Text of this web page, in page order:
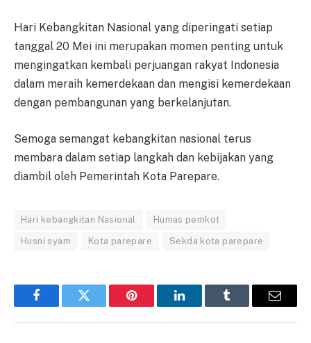
Hari Kebangkitan Nasional yang diperingati setiap
tanggal 20 Mei ini merupakan momen penting untuk
mengingatkan kembali perjuangan rakyat Indonesia
dalam meraih kemerdekaan dan mengisi kemerdekaan
dengan pembangunan yang berkelanjutan.
Semoga semangat kebangkitan nasional terus
membara dalam setiap langkah dan kebijakan yang
diambil oleh Pemerintah Kota Parepare.
Hari kebangkitan Nasional Humas pemkot
Husni syam Kota parepare Sekda kota parepare
FacebookTwitter Pinterest LinkedInTumblr Email